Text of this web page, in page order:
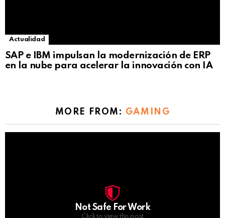
Actualidad
SAP e IBM impulsan la modernización de ERP
en la nube para acelerar la innovación con IA
MORE FROM: GAMING
Not Safe For Work
Click to view this post